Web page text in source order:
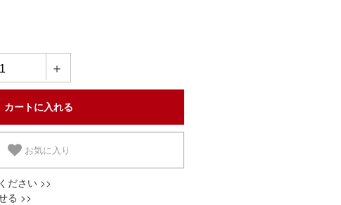
＋
お気に入り
ださい >>
る >>